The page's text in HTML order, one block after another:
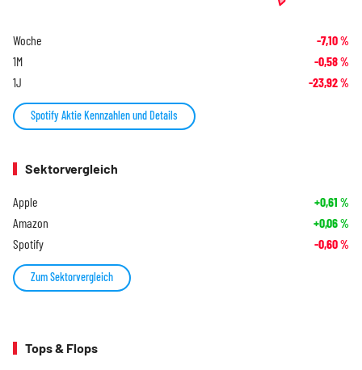
Woche -7,10%
1M -0,58%
1J -23,92%
Spotify Aktie Kennzahlen und Details
Sektorvergleich
Apple +0,61 %
Amazon +0,06%
Spotify -0,60%
Zum Sektorvergleich
Tops & Flops